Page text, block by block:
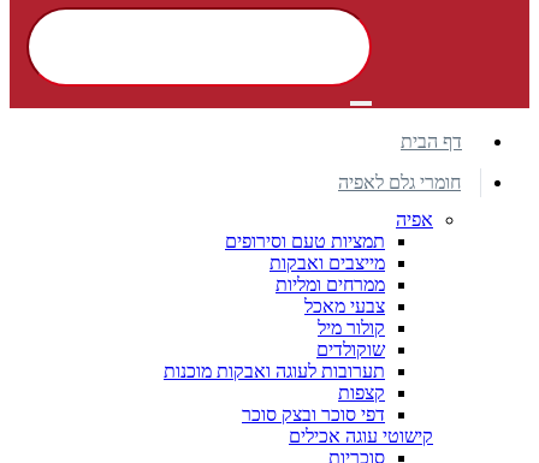
דף הבית
חומרי גלם לאפיה
אפיה
תמציות טעם וסירופים
מייצבים ואבקות
ממרחים ומליות
צבעי מאכל
קולור מיל
שוקולדים
תערובות לעוגה ואבקות מוכנות
קצפות
דפי סוכר ובצק סוכר
קישוטי עוגה אכילים
סוכריות